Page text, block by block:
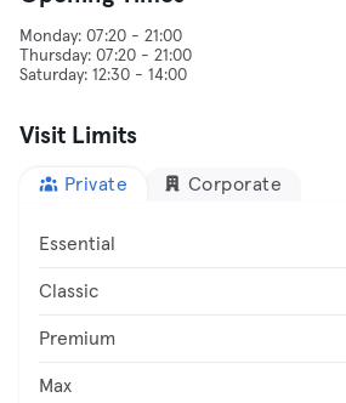
Monday: 07:20 - 21:00
Thursday: 07:20 - 21:00
Visit Limits
Private Corporate
Essential
Classic
Premium
Max